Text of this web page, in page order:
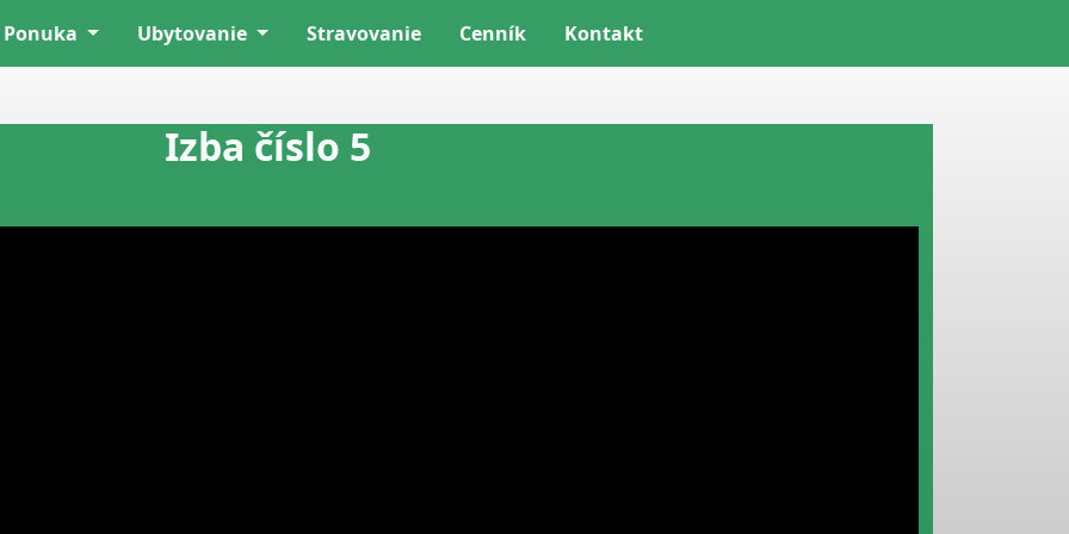
Ponuka Ubytovanie Stravovanie Cenník Kontakt
Izba číslo 5